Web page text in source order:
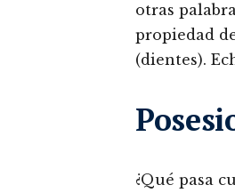
otras
propiedad
(dientes).
¿Qué pasa